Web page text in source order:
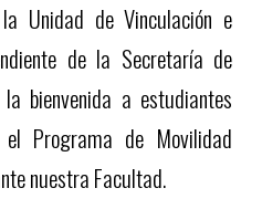
Unidad de Vinculación e
de la Secretaría de
bienvenida a estudiantes
Programa de Movilidad
nuestra Facultad.